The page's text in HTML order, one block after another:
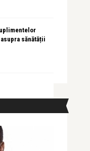
sănătății